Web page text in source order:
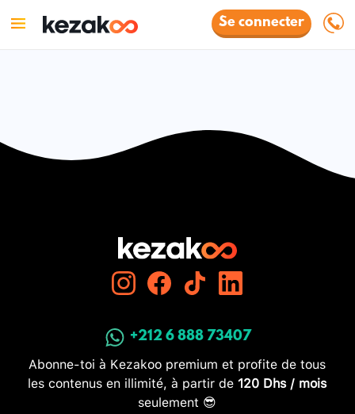
Se connecter
+212 6 888 73407
Abonne-toi à Kezakoo premium et profite de tous
les contenus en illimité, à partir de 120 Dhs / mois
seulement 😎